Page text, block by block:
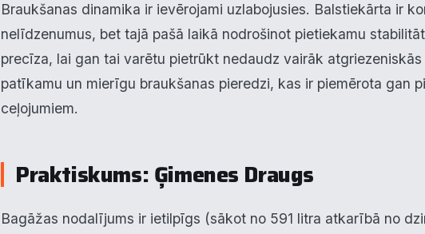
Braukšanas dinamika ir ievērojami uzlabojusies. Balstiekārta ir
nelīdzenumus, bet tajā pašā laikā nodrošinot pietiekamu
precīza, lai gan tai varētu pietrūkt nedaudz vairāk
patīkamu un mierīgu braukšanas pieredzi, kas ir piemērota gan
ceļojumiem.
Praktiskums: Ģimenes Draugs
Bagāžas nodalījums ir ietilpīgs (sākot no 591 litra atkarībā no
Mēs izmantojam sīkdatnes, lai palīdzētu jums efektīvi
noteiktas funkcijas. Zemāk katras piekrišanas kategorijā
informāciju par visām sīk